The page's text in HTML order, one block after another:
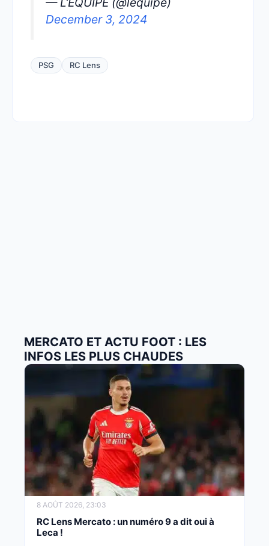
December 3, 2024
PSG RC Lens
MERCATO ET ACTU FOOT : LES
INFOS LES PLUS CHAUDES
8 AOÛT 2026, 23:03
RC Lens Mercato : un numéro 9 a dit oui à
Leca !